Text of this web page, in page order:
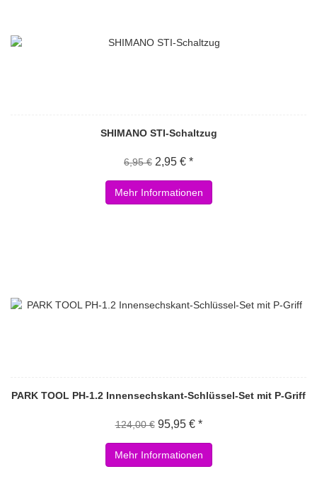
SHIMANO STI-Schaltzug
6,95 € 2,95 € *
Mehr Informationen
PARK TOOL PH-1.2 Innensechskant-Schlüssel-Set mit P-Griff
124,00 € 95,95 € *
Mehr Informationen